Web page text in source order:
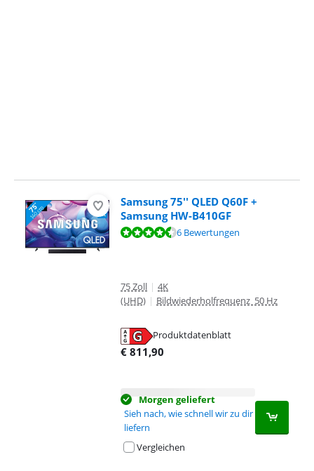
Samsung 75'' QLED Q60F +
Samsung HW-B410GF
Bewertet mit 9,2 von 10, basierend auf 6 Bewertungen.
6 Bewertungen
75 Zoll | 4K
(UHD) | Bildwiederholfrequenz 50 Hz
Produktdatenblatt
wird in neuem Tab geöffnet
€ 811,90
Morgen geliefert
Sieh nach, wie schnell wir zu dir
liefern
Vergleichen